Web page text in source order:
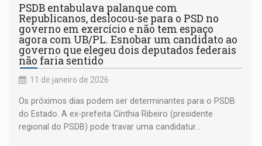
PSDB entabulava palanque com
Republicanos, deslocou-se para o PSD no
governo em exercício e não tem espaço
agora com UB/PL. Esnobar um candidato ao
governo que elegeu dois deputados federais
não faria sentido
11 de janeiro de 2026
Os próximos dias podem ser determinantes para o PSDB
do Estado. A ex-prefeita Cínthia Ribeiro (presidente
regional do PSDB) pode travar uma candidatur...